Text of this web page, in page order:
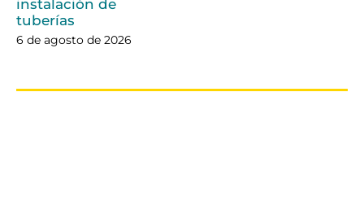
instalación de
tuberías
6 de agosto de 2026